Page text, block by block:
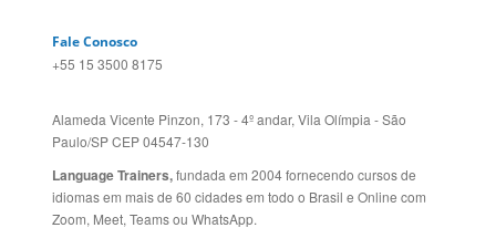
+55 15 3500 8175
Paulo/SP CEP 04547-130
Language Trainers,fundada em 2004 fornecendo cursos de
idiomas em mais de 60 cidades em todo o Brasil e Online com
Zoom, Meet, Teams ou WhatsApp.